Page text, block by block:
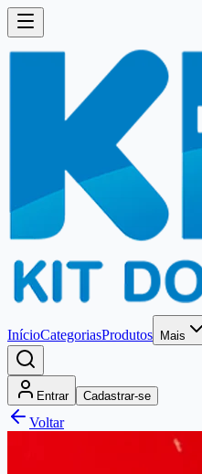
InícioCategoriasProdutos Mais
Entrar Cadastrar-se
Voltar